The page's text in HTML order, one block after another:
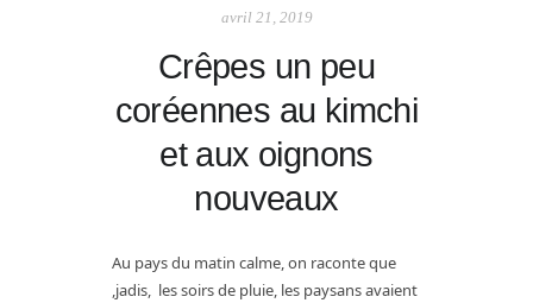
avril 21, 2019
Crêpes un peu
coréennes au kimchi
et aux oignons
nouveaux
Au pays du matin calme, on raconte que
,jadis, les soirs de pluie, les paysans avaient